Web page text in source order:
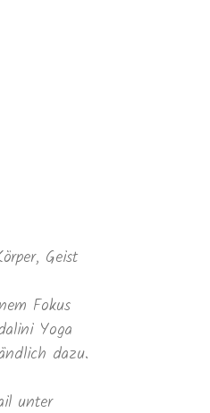
Geist
Fokus
Yoga
dazu.
unter